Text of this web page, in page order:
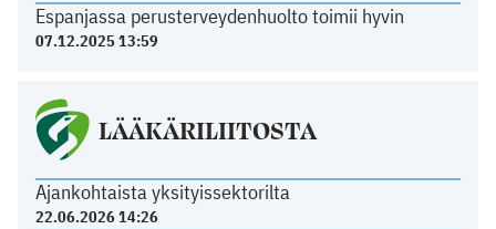
Espanjassa perusterveydenhuolto toimii hyvin
07.12.2025 13:59
LÄÄKÄRILIITOSTA
Ajankohtaista yksityissektorilta
22.06.2026 14:26